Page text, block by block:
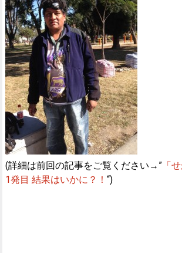
(詳細は前回の記事をご覧ください→” 「
1発目 結果はいかに？！“)